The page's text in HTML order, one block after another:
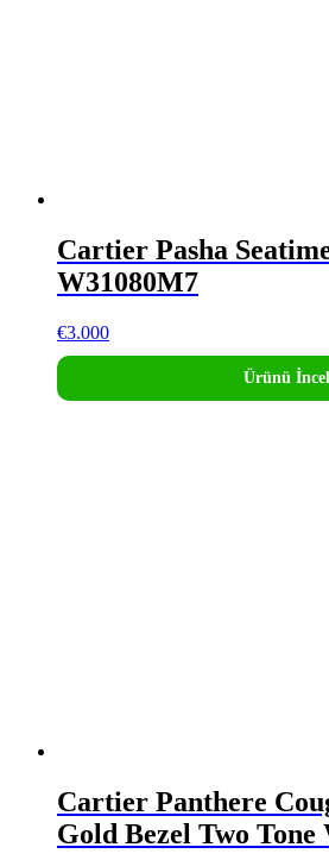
Cartier Pasha
W31080M7
€3.000
Ürünü
Cartier Panthere
Gold Bezel Two Tone